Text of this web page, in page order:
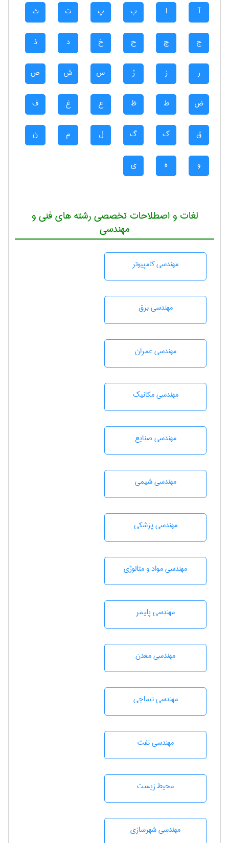
آ ا ب پ ت ث
ج چ ح خ د ذ
ر ز ژ س ش ص
ض ط ظ ع غ ف
ق ک گ ل م ن
و ه ی
لغات و اصطلاحات تخصصی رشته های فنی و
مهندسی
مهندسی كامپيوتر
مهندسی برق
مهندسی عمران
مهندسی مکانیک
مهندسی صنايع
مهندسي شيمی
مهندسی پزشکی
مهندسی مواد و متالوژی
مهندسی پليمر
مهندسی معدن
مهندسي نساجی
مهندسی نفت
محيط زيست
مهندسی شهرسازی